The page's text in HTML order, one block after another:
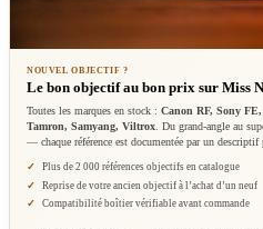
NOUVEL OBJECTIF ?
Le bon objectif au bon prix sur Miss
Toutes les marques en stock : Canon RF, Sony
Tamron, Samyang, Viltrox. Du grand-angle au
— chaque référence est documentée par un
Plus de 2 000 références objectifs en catalogue
Reprise de votre ancien objectif à l’achat d’un neuf
Compatibilité boîtier vérifiable avant commande